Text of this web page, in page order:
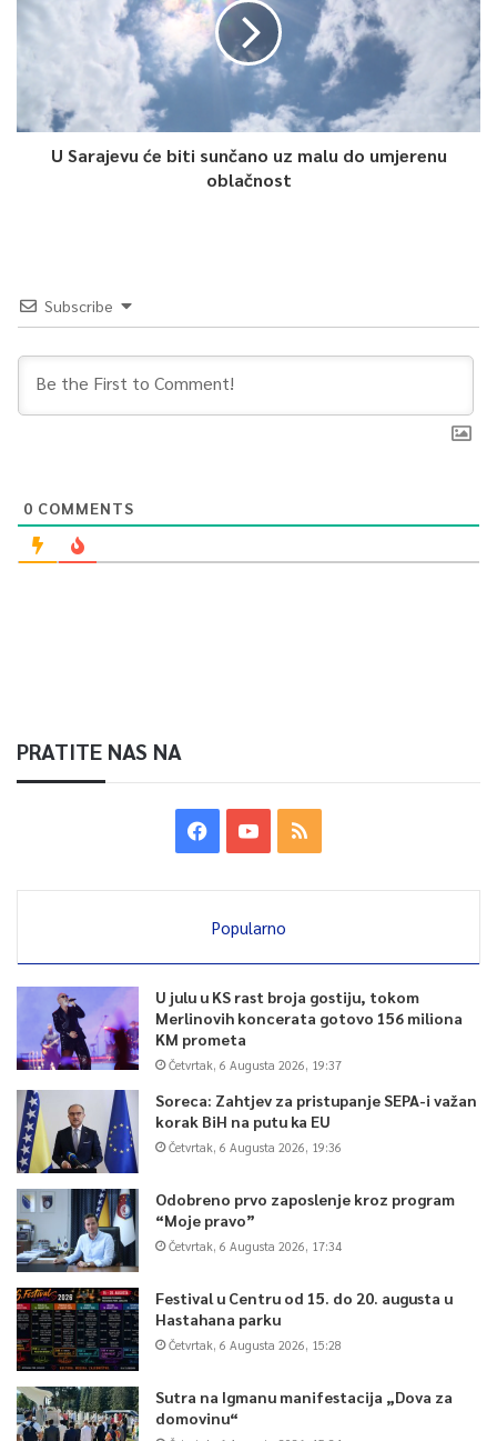
U Sarajevu će biti sunčano uz malu do umjerenu
oblačnost
Subscribe
0 COMMENTS
PRATITE NAS NA
Popularno
U julu u KS rast broja gostiju, tokom
Merlinovih koncerata gotovo 156 miliona
KM prometa
Četvrtak, 6 Augusta 2026, 19:37
Soreca: Zahtjev za pristupanje SEPA-i važan
korak BiH na putu ka EU
Četvrtak, 6 Augusta 2026, 19:36
Odobreno prvo zaposlenje kroz program
“Moje pravo”
Četvrtak, 6 Augusta 2026, 17:34
Festival u Centru od 15. do 20. augusta u
Hastahana parku
Četvrtak, 6 Augusta 2026, 15:28
Sutra na Igmanu manifestacija „Dova za
domovinu“